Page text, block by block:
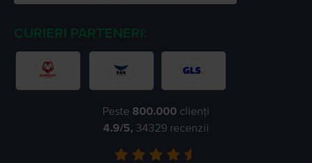
CURIERI PARTENERI:
Peste 800.000 clienți
4.9/5, 34329 recenzii